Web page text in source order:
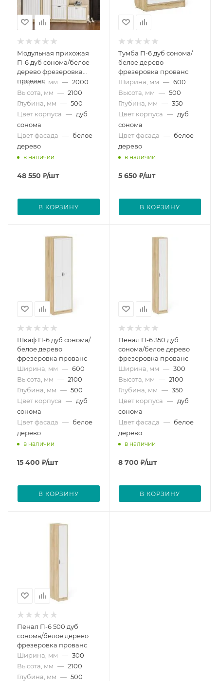
Модульная прихожая
П-6 дуб сонома/белое
дерево фрезеровка
прованс
Ширина, мм — 2000
Высота, мм — 2100
Глубина, мм — 500
Цвет корпуса — дуб
сонома
Цвет фасада — белое
дерево
в наличии
48 550 ₽/шт
В КОРЗИНУ
Тумба П-6 дуб сонома/
белое дерево
фрезеровка прованс
Ширина, мм — 600
Высота, мм — 500
Глубина, мм — 350
Цвет корпуса — дуб
сонома
Цвет фасада — белое
дерево
в наличии
5 650 ₽/шт
В КОРЗИНУ
Шкаф П-6 дуб сонома/
белое дерево
фрезеровка прованс
Ширина, мм — 600
Высота, мм — 2100
Глубина, мм — 500
Цвет корпуса — дуб
сонома
Цвет фасада — белое
дерево
в наличии
15 400 ₽/шт
В КОРЗИНУ
Пенал П-6 350 дуб
сонома/белое дерево
фрезеровка прованс
Ширина, мм — 300
Высота, мм — 2100
Глубина, мм — 350
Цвет корпуса — дуб
сонома
Цвет фасада — белое
дерево
в наличии
8 700 ₽/шт
В КОРЗИНУ
Пенал П-6 500 дуб
сонома/белое дерево
фрезеровка прованс
Ширина, мм — 300
Высота, мм — 2100
Глубина, мм — 500